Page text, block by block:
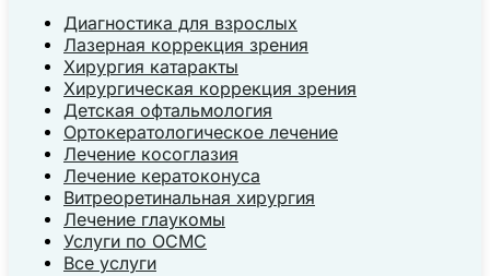
Диагностика для взрослых
Лазерная коррекция зрения
Хирургия катаракты
Хирургическая коррекция зрения
Детская офтальмология
Ортокератологическое лечение
Лечение косоглазия
Лечение кератоконуса
Витреоретинальная хирургия
Лечение глаукомы
Услуги по ОСМС
Все услуги